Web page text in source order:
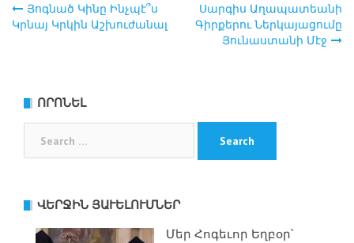
Post
Յոգնած Կինը Ինչպէ՞ս
Կրնայ Կրկին Աշխուժանալ
Սարգիս Աղապատեանի
Գիրքերու Ներկայացումը
Յունաստանի Մէջ
ՈՐՈՆԵԼ
ՎԵՐՋԻՆ ՅԱՒԵԼՈՒՄՆԵՐ
Մեր Հոգեւոր Եղբօր՝